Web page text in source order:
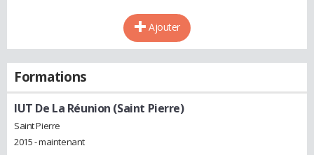
Ajouter
Formations
IUT De La Réunion (Saint Pierre)
Saint Pierre
2015 - maintenant